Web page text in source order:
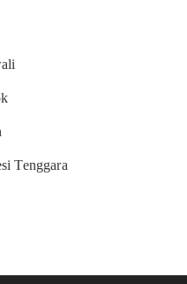
Tenggara